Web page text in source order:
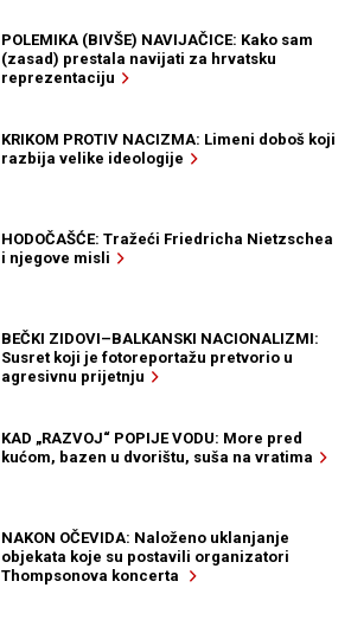
POLEMIKA (BIVŠE) NAVIJAČICE: Kako sam
(zasad) prestala navijati za hrvatsku
reprezentaciju
KRIKOM PROTIV NACIZMA: Limeni doboš koji
razbija velike ideologije
HODOČAŠĆE: Tražeći Friedricha Nietzschea
i njegove misli
BEČKI ZIDOVI–BALKANSKI NACIONALIZMI:
Susret koji je fotoreportažu pretvorio u
agresivnu prijetnju
KAD „RAZVOJ“ POPIJE VODU: More pred
kućom, bazen u dvorištu, suša na vratima
NAKON OČEVIDA: Naloženo uklanjanje
objekata koje su postavili organizatori
Thompsonova koncerta